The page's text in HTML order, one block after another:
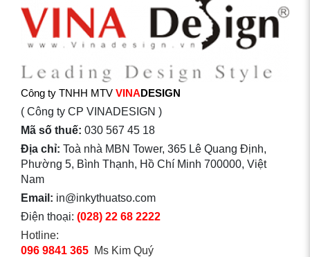
Công ty TNHH MTV VINADESIGN
( Công ty CP VINADESIGN )
Mã số thuế: 030 567 45 18
Địa chỉ: Toà nhà MBN Tower, 365 Lê Quang Định,
Phường 5, Bình Thạnh, Hồ Chí Minh 700000, Việt
Nam
Email: in@inkythuatso.com
Điện thoại: (028) 22 68 2222
Hotline:
096 9841 365 Ms Kim Quý